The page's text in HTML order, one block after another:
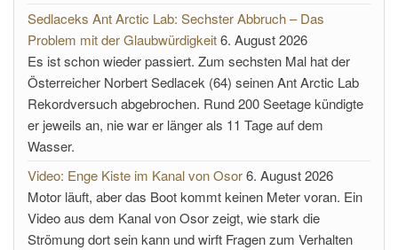
Sedlaceks Ant Arctic Lab: Sechster Abbruch – Das
Problem mit der Glaubwürdigkeit6. August 2026
Es ist schon wieder passiert. Zum sechsten Mal hat der
Österreicher Norbert Sedlacek (64) seinen Ant Arctic Lab
Rekordversuch abgebrochen. Rund 200 Seetage kündigte
er jeweils an, nie war er länger als 11 Tage auf dem
Wasser.
Video: Enge Kiste im Kanal von Osor6. August 2026
Motor läuft, aber das Boot kommt keinen Meter voran. Ein
Video aus dem Kanal von Osor zeigt, wie stark die
Strömung dort sein kann und wirft Fragen zum Verhalten